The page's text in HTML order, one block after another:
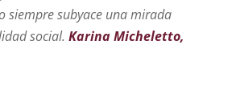
siempre subyace una mirada
social. Karina Micheletto,